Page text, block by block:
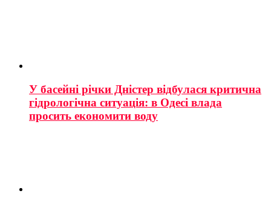
У басейні річки Дністер відбулася критична
гідрологічна ситуація: в Одесі влада
просить економити воду